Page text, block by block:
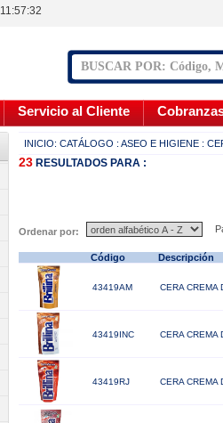
11:57:32
Servicio al Cliente
INICIO: CATÁLOGO : ASEO E HIGIENE :
23 RESULTADOS PARA :
Ordenar por:
Código Descripción
43419AM CERA CREMA
43419INC CERA CREMA
43419RJ CERA CREMA